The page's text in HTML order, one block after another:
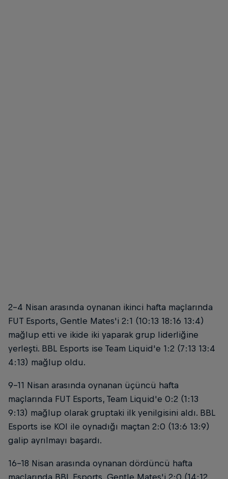
2-4 Nisan arasında oynanan ikinci hafta maçlarında
FUT Esports, Gentle Mates'i 2:1 (10:13 18:16 13:4)
mağlup etti ve ikide iki yaparak grup liderliğine
yerleşti. BBL Esports ise Team Liquid'e 1:2 (7:13 13:4
4:13) mağlup oldu.
9-11 Nisan arasında oynanan üçüncü hafta
maçlarında FUT Esports, Team Liquid'e 0:2 (1:13
9:13) mağlup olarak gruptaki ilk yenilgisini aldı. BBL
Esports ise KOI ile oynadığı maçtan 2:0 (13:6 13:9)
galip ayrılmayı başardı.
16-18 Nisan arasında oynanan dördüncü hafta